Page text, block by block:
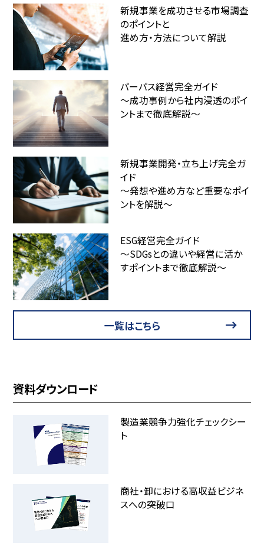
新規事業を成功させる市場調査
のポイントと
進め方・方法について解説
パーパス経営完全ガイド
～成功事例から社内浸透のポイ
ントまで徹底解説～
新規事業開発・立ち上げ完全ガ
イド
～発想や進め方など重要なポイ
ントを解説～
ESG経営完全ガイド
～SDGsとの違いや経営に活か
すポイントまで徹底解説～
一覧はこちら
資料ダウンロード
製造業競争力強化チェックシー
ト
商社・卸における高収益ビジネ
スへの突破口